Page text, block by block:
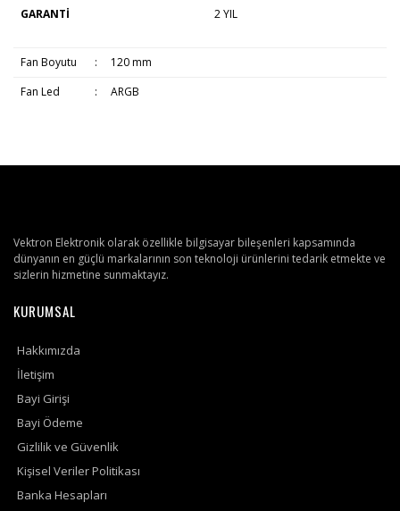
GARANTİ
2 YIL
Fan Boyutu :
120 mm
Fan Led
: ARGB
Vektron Elektronik olarak özellikle bilgisayar bileşenleri kapsamında
dünyanın en güçlü markalarının son teknoloji ürünlerini tedarik etmekte ve
sizlerin hizmetine sunmaktayız.
KURUMSAL
Hakkımızda
İletişim
Bayi Girişi
Bayi Ödeme
Gizlilik ve Güvenlik
Kişisel Veriler Politikası
Banka Hesapları